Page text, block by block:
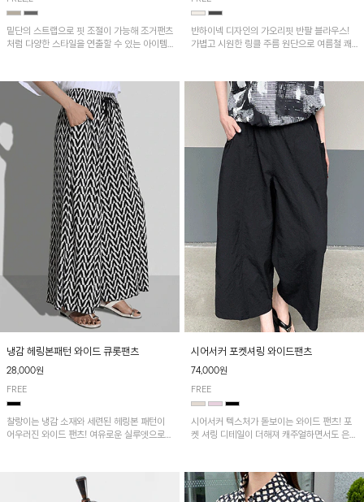
밑단의 스트랩으로 핏 조절이 가능해 조거팬츠
처럼 다양한 스타일을 연출할 수 있는 아이템!
반하이넥 디자인의 가오리핏 반팔 블라우스!
가볍고 시원한 링클 주름 원단으로 여름철 쾌
냉감 헤링본패턴 와이드 큐롯팬츠
28,000원
FREE
찰랑이는 냉감 소재와 세련된 헤링본 패턴이
어우러진 와이드 팬츠! 여유로운 실루엣으로
시어서커 포켓셔링 와이드팬츠
74,000원
FREE
시어서커 텍스처가 돋보이는 와이드 팬츠! 포
켓 셔링 디테일이 더해져 캐주얼하면서도 은은
다. 가볍고 쾌적한 착용감으로 여름철 데일리
아이템으로 활용하기 좋아요~